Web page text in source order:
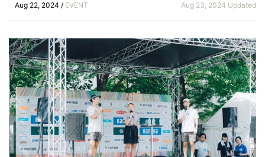
Aug 22, 2024 / EVENT Aug 23, 2024 Updated